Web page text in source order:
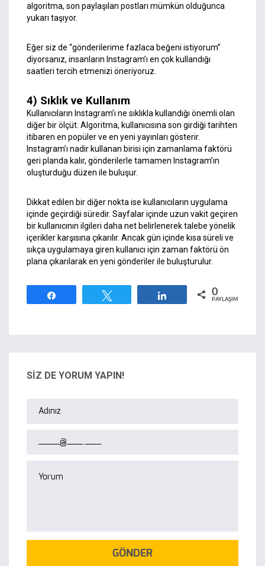
algoritma, son paylaşılan postları mümkün olduğunca
yukarı taşıyor.
Eğer siz de “gönderilerime fazlaca beğeni istiyorum”
diyorsanız, insanların Instagram’ı en çok kullandığı
saatleri tercih etmenizi öneriyoruz.
4) Sıklık ve Kullanım
Kullanıcıların Instagram’ı ne sıklıkla kullandığı önemli olan
diğer bir ölçüt. Algoritma, kullanıcısına son girdiği tarihten
itibaren en popüler ve en yeni yayınları gösterir.
Instagram’ı nadir kullanan birisi için zamanlama faktörü
geri planda kalır, gönderilerle tamamen Instagram’ın
oluşturduğu düzen ile buluşur.
Dikkat edilen bir diğer nokta ise kullanıcıların uygulama
içinde geçirdiği süredir. Sayfalar içinde uzun vakit geçiren
bir kullanıcının ilgileri daha net belirlenerek talebe yönelik
içerikler karşısına çıkarılır. Ancak gün içinde kısa süreli ve
sıkça uygulamaya giren kullanıcı için zaman faktörü ön
plana çıkarılarak en yeni gönderiler ile buluşturulur.
0
PAYLAŞIMLAR
SİZ DE YORUM YAPIN!
GÖNDER